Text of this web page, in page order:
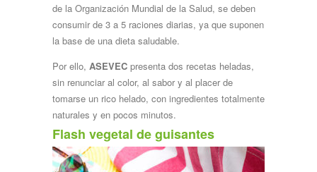
de la Organización Mundial de la Salud, se deben
consumir de 3 a 5 raciones diarias, ya que suponen
la base de una dieta saludable.
Por ello, ASEVEC presenta dos recetas heladas,
sin renunciar al color, al sabor y al placer de
tomarse un rico helado, con ingredientes totalmente
naturales y en pocos minutos.
Flash vegetal de guisantes